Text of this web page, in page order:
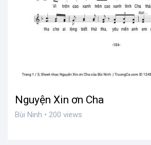
Nguyện Xin ơn Cha
Bùi Ninh • 200 views